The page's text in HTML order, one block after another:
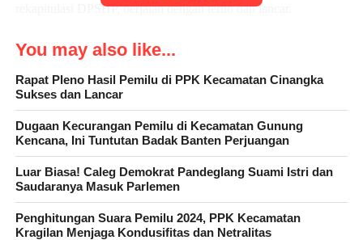
rekapitulasi DPSHP, berjalan dengan tertib dan lancar.
“Kami siap mendukung setiap tahapan Pemilu bersama aparat
khususnya di wilayah Kecamatan Ciruas Kabupaten Serang,”
Lanjutnya, kegiatan ini merupakan salah satu upaya TNI AD,
dan keamanan di wilayah teritorialnya, guna mendukung
suksesnya pelaksanaan Pemilu 2024 yang aman, damai, dan
demokratis.
You may also like...
Rapat Pleno Hasil Pemilu di PPK Kecamatan Cinangka
Sukses dan Lancar
Dugaan Kecurangan Pemilu di Kecamatan Gunung
Kencana, Ini Tuntutan Badak Banten Perjuangan
Luar Biasa! Caleg Demokrat Pandeglang Suami Istri dan
Saudaranya Masuk Parlemen
Penghitungan Suara Pemilu 2024, PPK Kecamatan
Kragilan Menjaga Kondusifitas dan Netralitas